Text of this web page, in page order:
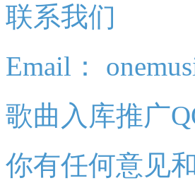
联系我们
Email：
歌曲入库推广
你有任何意见